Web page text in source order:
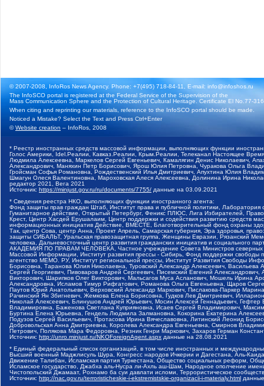
© 2007-2008, InfoRos News Agency. Phone: +7(495) 718-84-11, E-mail: info@infoshos.ru
The InfoSCO portal is registered at the Federal Service of the Supervision of the
Mass Communication Sphere and the Protection of Cultural Heritage. Certificate El No.77-
When citing and reprinting our materials, reference to the InfoSCO portal should be made.
Noticed a Mistake? Select the Text and Press Ctrl+Enter
©Website creation – InfoRos, 2008
* Реестр иностранных средств массовой информации, выполняющих функции
Голос Америки, Idel.Реалии, Кавказ.Реалии, Крым.Реалии, Телеканал Настоящее
Людмила Алексеевна, Маркелов Сергей Евгеньевич, Камалягин Денис Николаевич,
Александрович, Маняхин Петр Борисович, Ярош Юлия Петровна, Чуракова Ольга
Гройсман Софья Романовна, Рождественский Илья Дмитриевич, Апухтина Юлия
Шмагун Олеся Валентиновна, Мароховская Алеся Алексеевна, Долинина Ирина
редактор 2021, Вега 2021
Источник: https://minjust.gov.ru/ru/documents/7755/ данные на 03.09.2021
* Сведения реестра НКО, выполняющих функции иностранного агента:
Фонд защиты прав граждан Штаб, Институт права и публичной политики,
Гуманитарное действие, Открытый Петербург, Феникс ПЛЮС, Лига Избирателей,
Крест, Центр Хасдей Ерушалаим, Центр поддержки и содействия развитию средств
информационных инициатив Действие, ВМЕСТЕ, Благотворительный фонд охраны
Так, центр Сова, центр Анна, Проект Апрель, Самарская губерния, Эра здоровья,
защиты СИБАЛЬТ, Уральская правозащитная группа, Женщины Евразии, Рязанский
человека, Дальневосточный центр развития гражданских инициатив и социального
АКАДЕМИЯ ПО ПРАВАМ ЧЕЛОВЕКА, Частное учреждение Совета Министров северных
Массовой Информации, Институт развития прессы - Сибирь, Фонд поддержки
агентство МЕМО. РУ, Институт региональной прессы, Институт Развития Свободы
Борисовна, Таранова Юлия Николаевна, Туровский Александр Алексеевич,
Сергей Георгиевич, Пивоваров Андрей Сергеевич, Писемский Евгений
Викторович, Шарипков Олег Викторович, Мальсагов Муса Асланович, Мошель Ирина
Александровна, Исламов Тимур Рифгатович, Романова Ольга Евгеньевна, Щаров
Паутов Юрий Анатольевич, Верховский Александр Маркович, Пислакова-Паркер
Рачинский Ян Збигневич, Жемкова Елена Борисовна, Гудков Лев Дмитриевич,
Николай Алексеевич, Блинушов Андрей Юрьевич, Мосин Алексей Геннадьевич,
Владимировна, Баженова Светлана Куприяновна, Исаев Сергей Владимирович,
Буртина Елена Юрьевна, Гендель Людмила Залмановна, Кокорина Екатерина
Подузов Сергей Васильевич, Протасова Ирина Вячеславовна, Литинский Леонид
Добровольская Анна Дмитриевна, Королева Александра Евгеньевна, Смирнов
Петрович, Полякова Мара Федоровна, Резник Генри Маркович, Захаров Герман
Источник: http://unro.minjust.ru/NKOForeignAgent.aspx данные на 28.08.2021
* Единый федеральный список организаций, в том числе иностранных и
Высший военный Маджлисуль Шура, Конгресс народов Ичкерии и Дагестана, Аль-
Движение Талибан, Исламская партия Туркестана, Общество социальных реформ,
Исламское государство, Джабха аль-Нусра ли-Ахль аш-Шам, Народное ополчение
Чистопольский Джамаат, Рохнамо ба суи давлати исломи, Террористическое
Источник: http://nac.gov.ru/terroristicheskie-i-ekstremistskie-organizacii-i-materialy.html